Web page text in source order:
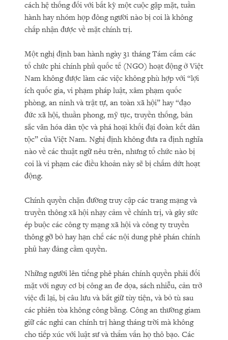
cách hệ thống đối với bất kỳ một cuộc gặp mặt, tuần
hành hay nhóm họp đông người nào bị coi là không
chấp nhận được về mặt chính trị.
Một nghị định ban hành ngày 31 tháng Tám cấm các
tổ chức phi chính phủ quốc tế (NGO) hoạt động ở Việt
Nam không được làm các việc không phù hợp với “lợi
ích quốc gia, vi phạm pháp luật, xâm phạm quốc
phòng, an ninh và trật tự, an toàn xã hội” hay “đạo
đức xã hội, thuần phong, mỹ tục, truyền thống, bản
sắc văn hóa dân tộc và phá hoại khối đại đoàn kết dân
tộc” của Việt Nam. Nghị định không đưa ra định nghĩa
nào về các thuật ngữ nêu trên, nhưng tổ chức nào bị
coi là vi phạm các điều khoản này sẽ bị chấm dứt hoạt
động.
Chính quyền chặn đường truy cập các trang mạng và
truyền thông xã hội nhạy cảm về chính trị, và gây sức
ép buộc các công ty mạng xã hội và công ty truyền
thông gỡ bỏ hay hạn chế các nội dung phê phán chính
phủ hay đảng cầm quyền.
Những người lên tiếng phê phán chính quyền phải đối
mặt với nguy cơ bị công an đe dọa, sách nhiễu, cản trở
việc đi lại, bị câu lưu và bắt giữ tùy tiện, và bỏ tù sau
các phiên tòa không công bằng. Công an thường giam
giữ các nghi can chính trị hàng tháng trời mà không
cho tiếp xúc với luật sư và thẩm vấn họ thô bạo. Các